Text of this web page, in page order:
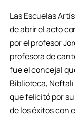
Las Escuelas
de abrir el acto
por el profesor
profesora de
fue el concejal
Biblioteca,
que felicitó por
de los éxitos con